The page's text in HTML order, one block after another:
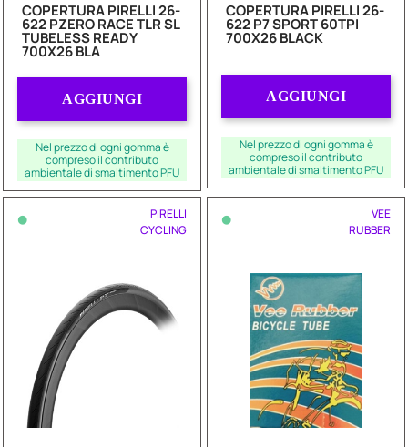
COPERTURA PIRELLI 26-
622 PZERO RACE TLR SL
TUBELESS READY
700X26 BLA
AGGIUNGI
Nel prezzo di ogni gomma è
compreso il contributo
ambientale di smaltimento PFU
COPERTURA PIRELLI 26-
622 P7 SPORT 60TPI
700X26 BLACK
AGGIUNGI
Nel prezzo di ogni gomma è
compreso il contributo
ambientale di smaltimento PFU
•
PIRELLI
CYCLING
•
VEE
RUBBER